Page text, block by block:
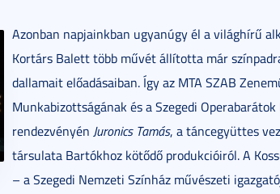
Azonban napjainkban ugyanúgy él a világhírű
Kortárs Balett több művét állította már
dallamait előadásaiban. Így az MTA SZAB
Munkabizottságának és a Szegedi
rendezvényén Juronics Tamás, a táncegyüttes
társulata Bartókhoz kötődő produkcióiról. A
– a Szegedi Nemzeti Színház művészeti